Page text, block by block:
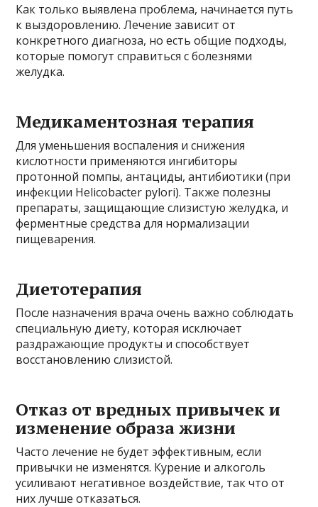
Как только выявлена проблема, начинается путь
к выздоровлению. Лечение зависит от
конкретного диагноза, но есть общие подходы,
которые помогут справиться с болезнями
желудка.
Медикаментозная терапия
Для уменьшения воспаления и снижения
кислотности применяются ингибиторы
протонной помпы, антациды, антибиотики (при
инфекции Helicobacter pylori). Также полезны
препараты, защищающие слизистую желудка, и
ферментные средства для нормализации
пищеварения.
Диетотерапия
После назначения врача очень важно соблюдать
специальную диету, которая исключает
раздражающие продукты и способствует
восстановлению слизистой.
Отказ от вредных привычек и
изменение образа жизни
Часто лечение не будет эффективным, если
привычки не изменятся. Курение и алкоголь
усиливают негативное воздействие, так что от
них лучше отказаться.